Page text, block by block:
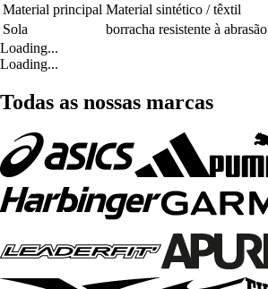
Material principal Material sintético / têxtil
Sola
borracha resistente à abrasão
Loading...
Loading...
Todas as nossas marcas